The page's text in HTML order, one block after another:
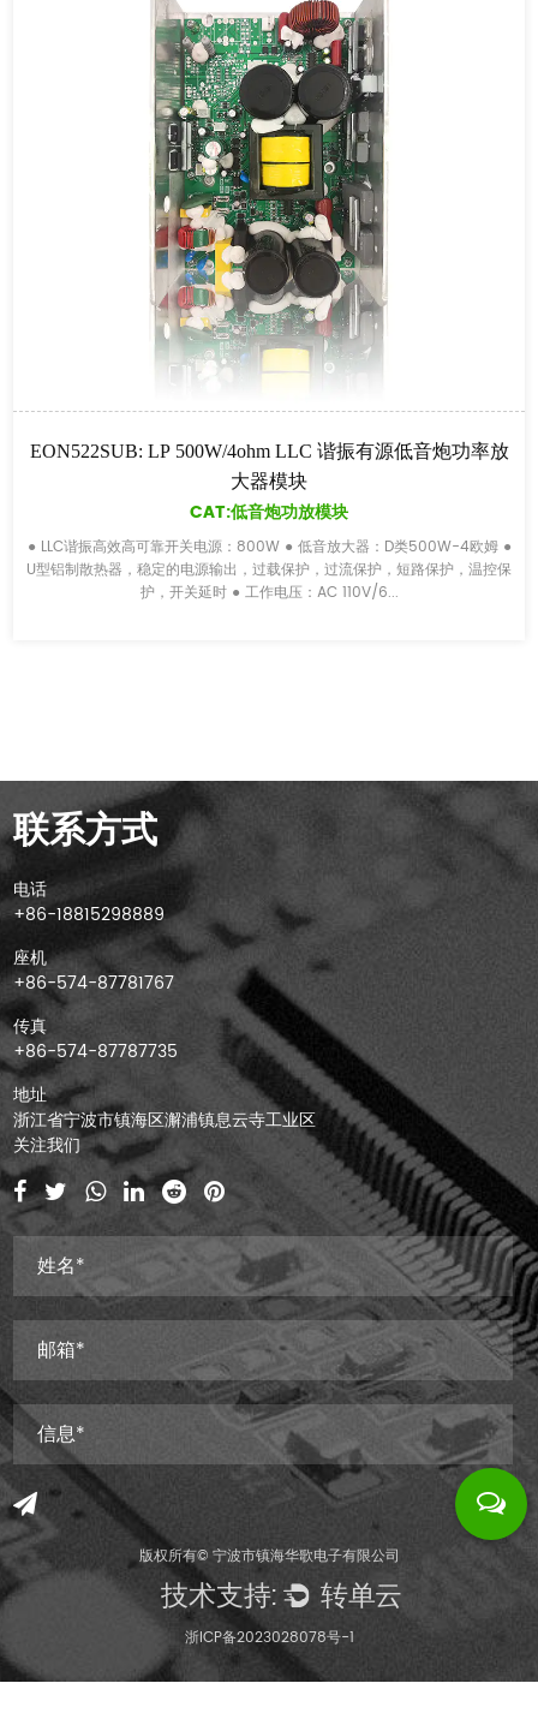
LP 500W/4ohm LLC 谐振有源低音炮功率放
大器模块
CAT:低音炮功放模块
LLC谐振高效高可靠开关电源：800W ● 低音放大器：D类500W-4欧姆 ●
铝制散热器，稳定的电源输出，过载保护，过流保护，短路保护，温控保
护，开关延时 ● 工作电压：AC 110V/6...
联系方式
电话
+86-18815298889
座机
+86-574-87781767
传真
+86-574-87787735
地址
浙江省宁波市镇海区澥浦镇息云寺工业区
关注我们
版权所有© 宁波市镇海华歌电子有限公司
技术支持: 转单云
浙ICP备2023028078号-1